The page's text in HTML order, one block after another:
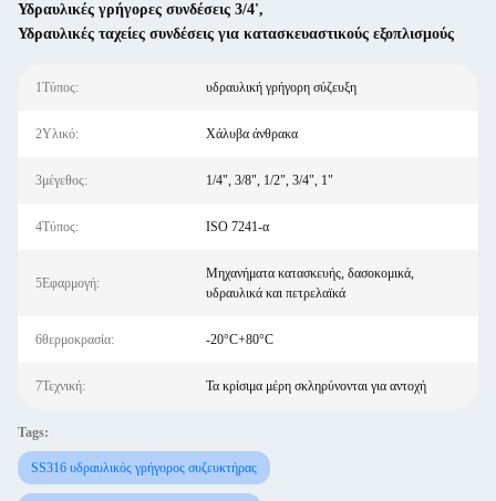
Υδραυλικές γρήγορες συνδέσεις 3/4',
Υδραυλικές ταχείες συνδέσεις για κατασκευαστικούς εξοπλισμούς
1Τύπος: υδραυλική γρήγορη σύζευξη
2Υλικό: Χάλυβα άνθρακα
3μέγεθος: 1/4", 3/8", 1/2", 3/4", 1"
4Τύπος: ISO 7241-α
5Εφαρμογή:
Μηχανήματα κατασκευής, δασοκομικά,
υδραυλικά και πετρελαϊκά
6θερμοκρασία: -20°C+80°C
7Τεχνική: Τα κρίσιμα μέρη σκληρύνονται για αντοχή
Tags:
SS316 υδραυλικός γρήγορος συζευκτήρας